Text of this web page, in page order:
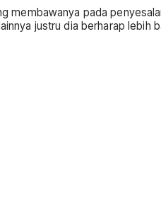
membawanya pada
justru dia berharap lebih